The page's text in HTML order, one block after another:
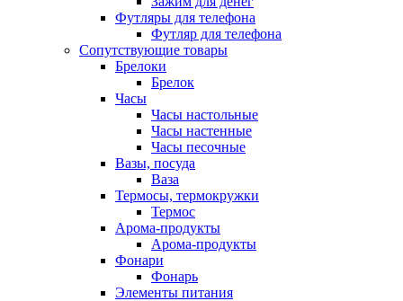
Футляры для телефона
Футляр для телефона
Сопутствующие товары
Брелоки
Брелок
Часы
Часы настольные
Часы настенные
Часы песочные
Вазы, посуда
Ваза
Термосы, термокружки
Термос
Арома-продукты
Арома-продукты
Фонари
Фонарь
Элементы питания